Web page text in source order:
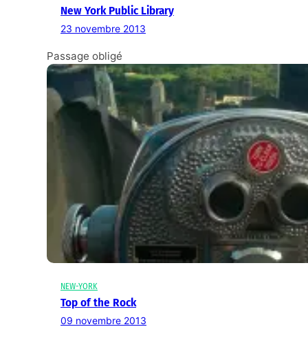
New York Public Library
23 novembre 2013
Passage obligé
NEW-YORK
Top of the Rock
09 novembre 2013